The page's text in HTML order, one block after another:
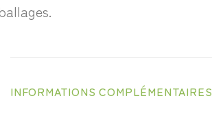
INFORMATIONS COMPLÉMENTAIRES